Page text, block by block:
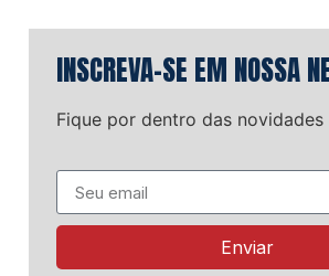
INSCREVA-SE EM NOSSA
Fique por dentro das novidades
Enviar